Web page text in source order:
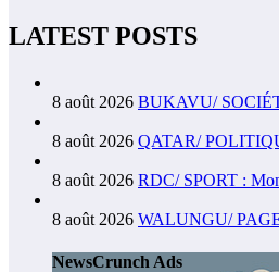
LATEST POSTS
8 août 2026 BUKAVU/
8 août 2026 QATAR/
8 août 2026 RDC/ SPORT :
8 août 2026 WALUNGU/ PAGE
NewsCrunch Ads